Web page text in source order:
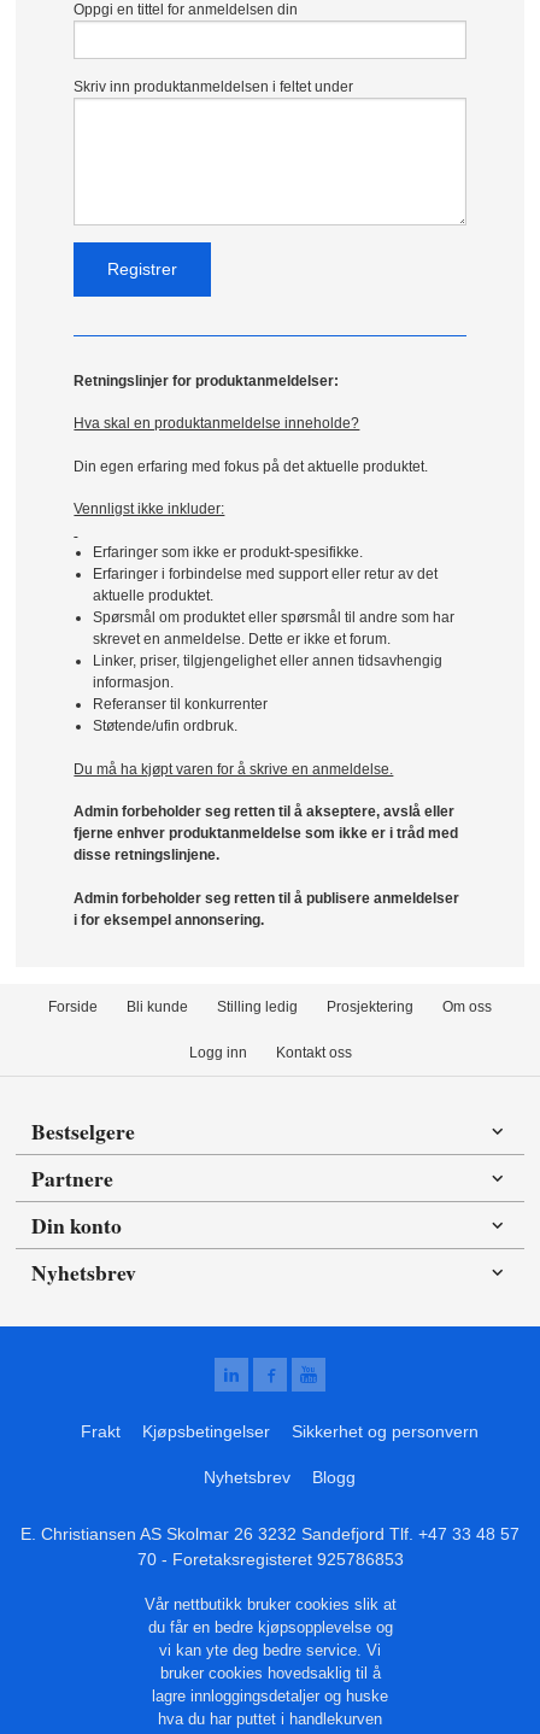
Oppgi en tittel for anmeldelsen din
Skriv inn produktanmeldelsen i feltet under
Retningslinjer for produktanmeldelser:
Hva skal en produktanmeldelse inneholde?
Din egen erfaring med fokus på det aktuelle produktet.
Vennligst ikke inkluder:
Erfaringer som ikke er produkt-spesifikke.
Erfaringer i forbindelse med support eller retur av det
aktuelle produktet.
Spørsmål om produktet eller spørsmål til andre som har
skrevet en anmeldelse. Dette er ikke et forum.
Linker, priser, tilgjengelighet eller annen tidsavhengig
informasjon.
Referanser til konkurrenter
Støtende/ufin ordbruk.
Du må ha kjøpt varen for å skrive en anmeldelse.
Admin forbeholder seg retten til å akseptere, avslå eller
fjerne enhver produktanmeldelse som ikke er i tråd med
disse retningslinjene.
Admin forbeholder seg retten til å publisere anmeldelser
i for eksempel annonsering.
Forside Bli kunde Stilling ledig Prosjektering Om oss
Logg inn Kontakt oss
Bestselgere
Partnere
Din konto
Nyhetsbrev
Frakt Kjøpsbetingelser Sikkerhet og personvern
Nyhetsbrev Blogg
E. Christiansen AS Skolmar 26 3232 Sandefjord Tlf. +47 33 48 57
70- Foretaksregisteret 925786853
Vår nettbutikk bruker cookies slik at
du får en bedre kjøpsopplevelse og
vi kan yte deg bedre service. Vi
bruker cookies hovedsaklig til å
lagre innloggingsdetaljer og huske
hva du har puttet i handlekurven